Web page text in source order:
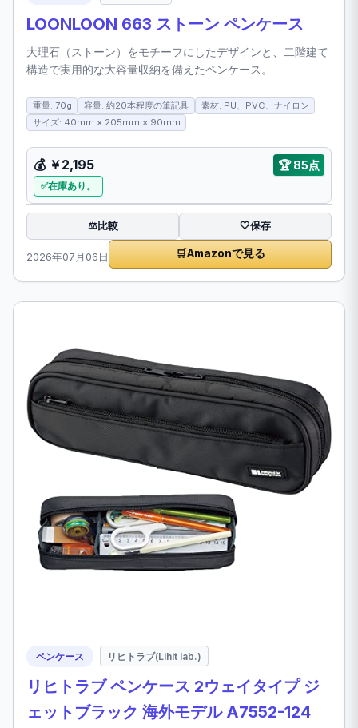
LOONLOON 663 ストーン ペンケース
大理石（ストーン）をモチーフにしたデザインと、二階建て
構造で実用的な大容量収納を備えたペンケース。
重量: 70g 容量: 約20本程度の筆記具
素材: PU、PVC、ナイロン
サイズ: 40mm × 205mm × 90mm
💰 ￥2,195 🏆85点
在庫あり。
⚖️比較 🤍保存
2026年07月06日 🛒Amazonで見る
ペンケース リヒトラブ(Lihit lab.)
リヒトラブ ペンケース 2ウェイタイプ ジ
ェットブラック 海外モデル A7552-124